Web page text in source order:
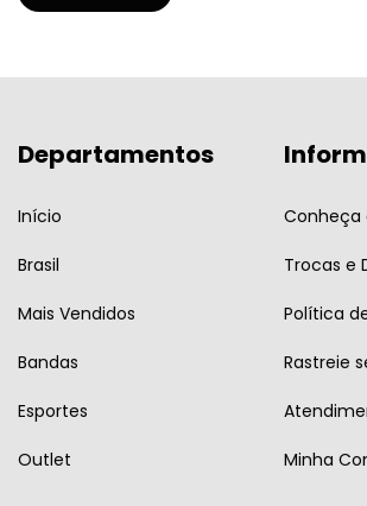
Departamentos
Início
Brasil
Mais Vendidos
Bandas
Esportes
Outlet
Conheça
Trocas e
Política
Rastreie
Minha